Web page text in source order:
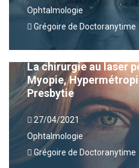
Ophtalmologie
Grégoire de Doctoranytime
La chirurgie au laser
Myopie,
Presbytie
27/04/2021
Ophtalmologie
Grégoire de Doctoranytime